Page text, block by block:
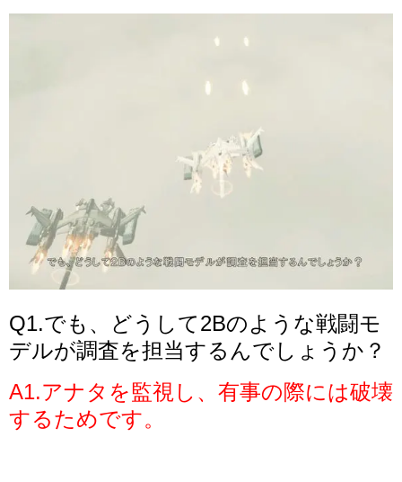
Q1.でも、どうして2Bのような戦闘モ
デルが調査を担当するんでしょうか？
A1.アナタを監視し、有事の際には破壊
するためです。